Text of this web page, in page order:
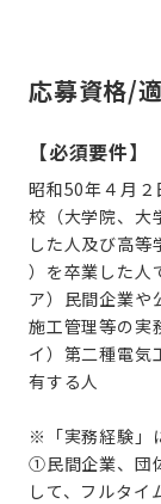
応募資格/
【必須要件】
昭和50年４月２
校（大学院、大
した人及び高等
）を卒業した人
ア）民間企業や
施工管理等の実
イ）第二種電気
有する人
※「実務経験」
①民間企業、団
して、フルタイ